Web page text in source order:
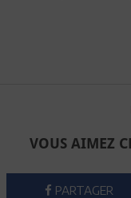
VOUS AIMEZ
PARTAGER